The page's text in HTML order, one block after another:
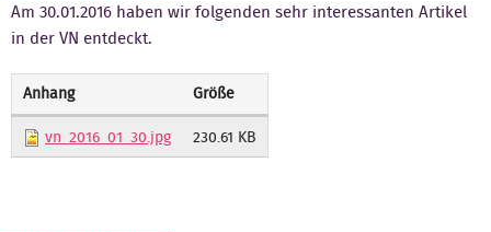
Der Verein
Mitglied werden
Kontakt
Am 30.01.2016 haben wir folgenden sehr interessanten Artikel
in der VN entdeckt.
Anhang
Größe
vn_2016_01_30.jpg
230.61 KB